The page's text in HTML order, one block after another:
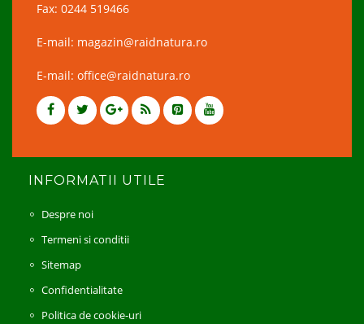
Fax: 0244 519466
E-mail: magazin@raidnatura.ro
E-mail: office@raidnatura.ro
INFORMATII UTILE
Despre noi
Termeni si conditii
Sitemap
Confidentialitate
Politica de cookie-uri